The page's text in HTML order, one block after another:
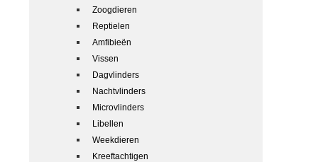
Zoogdieren
Reptielen
Amfibieën
Vissen
Dagvlinders
Nachtvlinders
Microvlinders
Libellen
Weekdieren
Kreeftachtigen